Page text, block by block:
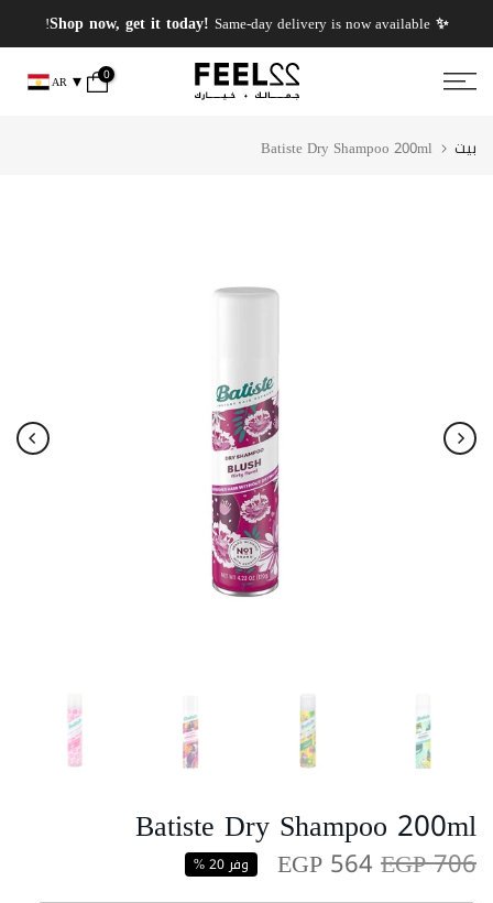
انتقل
إلى
المحتوى
✨ Shop now, get it today!
Same-day delivery is now available!
0
AR
بيت Batiste Dry Shampoo 200ml
Batiste Dry Shampoo 200ml
EGP 706
EGP 564 وفر 20 %